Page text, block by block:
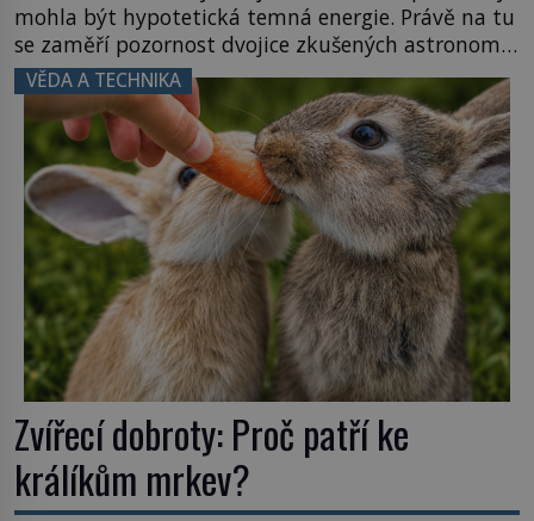
mohla být hypotetická temná energie. Právě na tu
se zaměří pozornost dvojice zkušených astronomů.
Namísto ní ale objeví něco mnohem
hmatatelnějšího. Naprosto rekordní kometu!
Astronomové Pedro Bernardinelli a Gary Bernstein
mravenčí prací zkoumají archivní snímky v rámci
Průzkumu temné energie […]
VĚDA A TECHNIKA
Zvířecí dobroty: Proč patří ke
králíkům mrkev?